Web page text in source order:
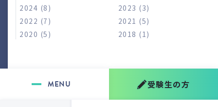
受験生の方
2024 (8)
2023 (3)
2022 (7)
2021 (5)
2020 (5)
2018 (1)